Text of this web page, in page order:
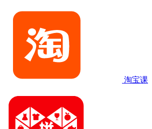
淘宝课